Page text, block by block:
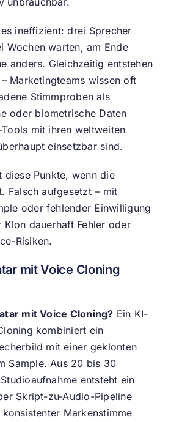
ineffizient: drei Sprecher
Wochen warten, am Ende
anders. Gleichzeitig entstehen
Marketingteams wissen oft
Stimmproben als
oder biometrische Daten
mit ihren weltweiten
einsetzbar sind.
diese Punkte, wenn die
Falsch aufgesetzt – mit
oder fehlender Einwilligung
dauerhaft Fehler oder
Risiken.
mit Voice Cloning
mit Voice Cloning? Ein KI-
kombiniert ein
mit einer geklonten
Sample. Aus 20 bis 30
entsteht ein
Skript-zu-Audio-Pipeline
Markenstimme